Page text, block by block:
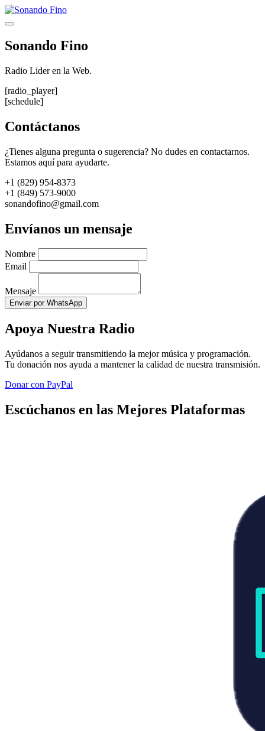
Saltar
al
Menú
Sonando Fino
Radio Lider en la Web.
[radio_player]
[schedule]
Contáctanos
¿Tienes alguna pregunta o sugerencia? No dudes en contactarnos.
Estamos aquí para ayudarte.
+1 (829) 954-8373
+1 (849) 573-9000
sonandofino@gmail.com
Envíanos un mensaje
Nombre
Email
Mensaje
Enviar por WhatsApp
Apoya Nuestra Radio
Ayúdanos a seguir transmitiendo la mejor música y programación.
Tu donación nos ayuda a mantener la calidad de nuestra transmisión.
Donar con PayPal
Escúchanos en las Mejores Plataformas